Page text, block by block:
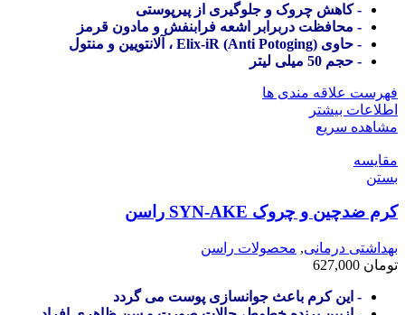
- کاهش چروک و جلوگیری از پیرپوستی
- محافظت دربرابر اشعه فرابنفش و مادون قرمز
- حاوی (Anti Potoging) Elix-iR ، آلانتویین و منتول
- حجم 50 میلی لیتر
فهرست علاقه مندی ها
اطلاعات بیشتر
مشاهده سریع
مقایسه
بستن
کرم ضدچین و چروک SYN-AKE راسن
بهداشتی درمانی, محصولات راسن
تومان
- این کرم باعث جوانسازی پوست می گردد